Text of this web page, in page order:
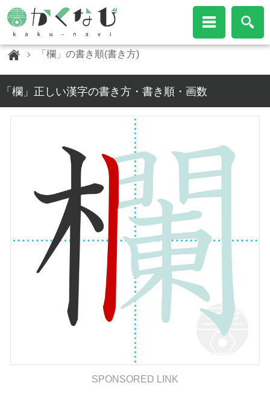
「欄」の書き順(書き方)
「欄」正しい漢字の書き方・書き順・画数
SPONSORED LINK